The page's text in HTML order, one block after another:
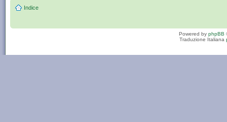
Indice
Powered by phpBB
Traduzione Italiana